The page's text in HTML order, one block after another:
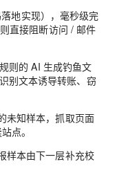
地实现），毫秒级完
直接阻断访问 / 邮件
则的 AI 生成钓鱼文
别文本诱导转账、窃
未知样本，抓取页面
点。
样本由下一层补充校